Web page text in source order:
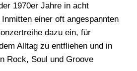
1970er Jahre in acht
einer oft angespannten
dazu ein, für
Alltag zu entfliehen und in
Rock, Soul und Groove